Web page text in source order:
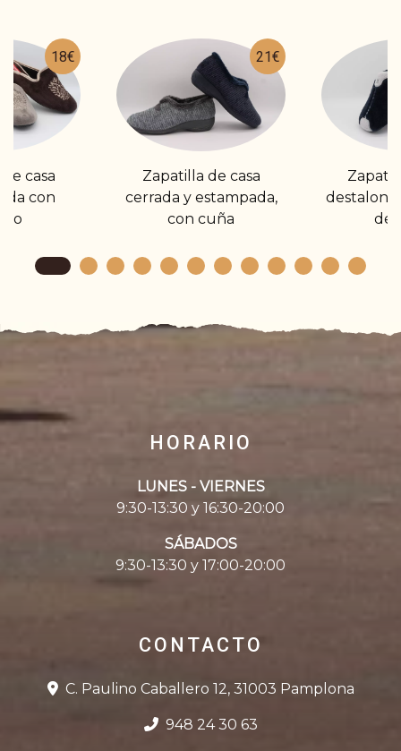
18€
casa
con
21€
Zapatilla de casa
cerrada y estampada,
con cuña
de
HORARIO
LUNES - VIERNES
9:30-13:30 y 16:30-20:00
SÁBADOS
9:30-13:30 y 17:00-20:00
CONTACTO
C. Paulino Caballero 12, 31003 Pamplona
948 24 30 63